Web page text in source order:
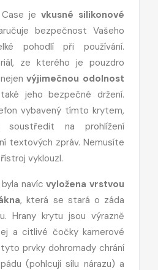
je vkusné silikonové
bezpečnost Vašeho
pohodlí při používání.
ze kterého je pouzdro
výjimečnou odolnost
jeho bezpečné držení.
vybavený tímto krytem,
na prohlížení
textových zpráv. Nemusíte
vyklouzl.
navícvyložena vrstvou
, která se stará o záda
Hrany krytu jsou výrazně
a citlivé čočky kamerové
prvky dohromady chrání
(pohlcují sílu nárazu) a